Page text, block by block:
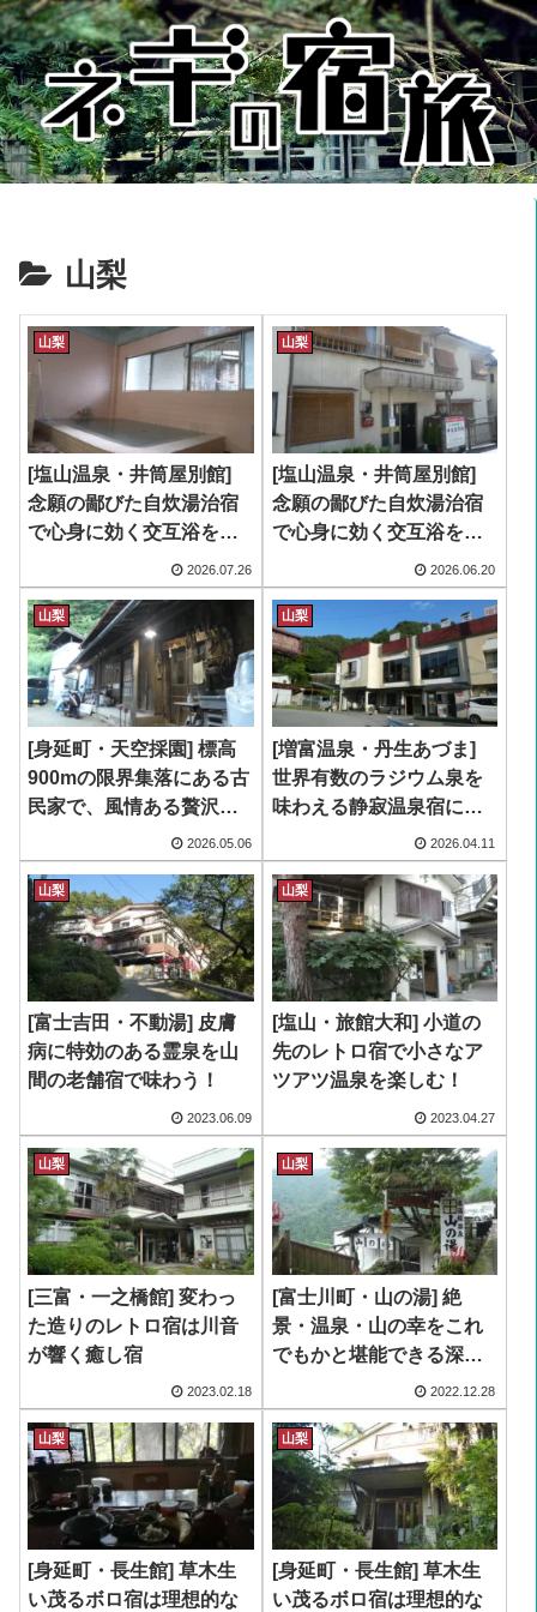
山梨
山梨
[塩山温泉・井筒屋別館]
念願の鄙びた自炊湯治宿
で心身に効く交互浴を味
わう！〜2日目〜
2026.07.26
山梨
[塩山温泉・井筒屋別館]
念願の鄙びた自炊湯治宿
で心身に効く交互浴を味
わう！〜1日目〜
2026.06.20
山梨
[身延町・天空採園] 標高
900mの限界集落にある古
民家で、風情ある贅沢な
時間を味わう一晩！2026.05.06
山梨
[増富温泉・丹生あづま]
世界有数のラジウム泉を
味わえる静寂温泉宿に泊
2026.04.11
山梨
[富士吉田・不動湯] 皮膚
病に特効のある霊泉を山
間の老舗宿で味わう！
2023.06.09
山梨
[塩山・旅館大和] 小道の
先のレトロ宿で小さなア
ツアツ温泉を楽しむ！
2023.04.27
山梨
[三富・一之橋館] 変わっ
た造りのレトロ宿は川音
が響く癒し宿
2023.02.18
山梨
[富士川町・山の湯] 絶
景・温泉・山の幸をこれ
でもかと堪能できる深山
の温泉宿を堪能す！2022.12.28
山梨
[身延町・長生館] 草木生
い茂るボロ宿は理想的な
山梨
[身延町・長生館] 草木生
い茂るボロ宿は理想的な